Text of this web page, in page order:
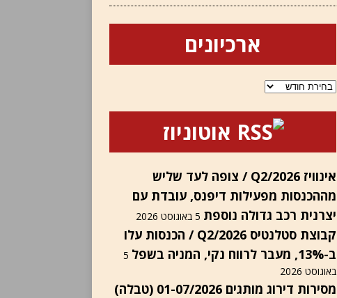
ארכיונים
ארכיונים
אוטוניוז
אינוויז Q2/2026 / צופה לעד שליש
מההכנסות מפעילות דיפנס, עובדת עם
יצרנית רכב גדולה נוספת 5 באוגוסט 2026
קבוצת סטלנטיס Q2/2026 / הכנסות עלו
ב-13%, מעבר לרווח נקי, המניה בשפל
5
באוגוסט 2026
מסירות דירוג מותגים 01-07/2026 (טבלה)